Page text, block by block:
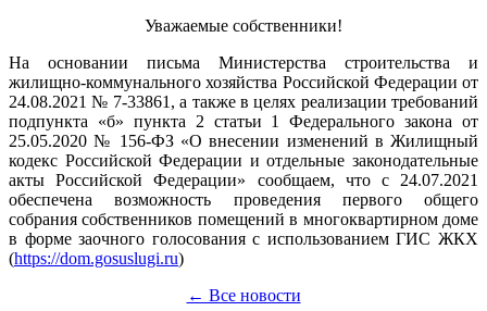
Уважаемые собственники!
На основании письма Министерства строительства и
жилищно-коммунального хозяйства Российской Федерации от
24.08.2021 № 7-33861, а также в целях реализации требований
подпункта «б» пункта 2 статьи 1 Федерального закона от
25.05.2020 № 156-ФЗ «О внесении изменений в Жилищный
кодекс Российской Федерации и отдельные законодательные
акты Российской Федерации» сообщаем, что с 24.07.2021
обеспечена возможность проведения первого общего
собрания собственников помещений в многоквартирном доме
в форме заочного голосования с использованием ГИС ЖКХ
(https://dom.gosuslugi.ru)
← Все новости